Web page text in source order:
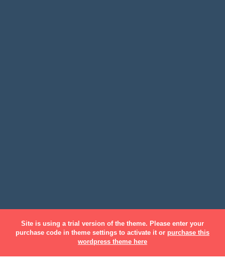
Michel Larrue
Site is using a trial version of the theme. Please enter your
purchase code in theme settings to activate it or purchase this
wordpress theme here